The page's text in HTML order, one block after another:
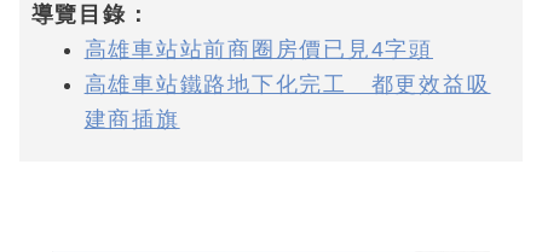
導覽目錄：
高雄車站站前商圈房價已見4字頭
高雄車站鐵路地下化完工 都更效益吸
建商插旗